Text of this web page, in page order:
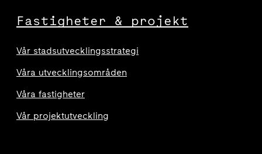
Fastigheter & projekt
Vår stadsutvecklingsstrategi
Våra utvecklingsområden
Våra fastigheter
Vår projektutveckling